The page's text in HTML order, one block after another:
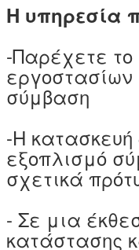
Η υπηρεσία
-Παρέχετε
σύμβαση
-Η κατασκευή
εξοπλισμό
σχετικά
- Σε μια
κατάστασης